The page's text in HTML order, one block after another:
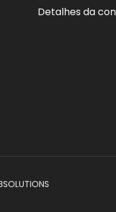
Detalhes da